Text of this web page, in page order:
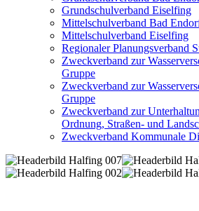
Grundschulverband Eiselfing
Mittelschulverband Bad
Mittelschulverband Eiselfing
Regionaler Planungsverband
Zweckverband zur
Gruppe
Zweckverband zur
Gruppe
Zweckverband zur
Ordnung, Straßen- und
Zweckverband Kommunale